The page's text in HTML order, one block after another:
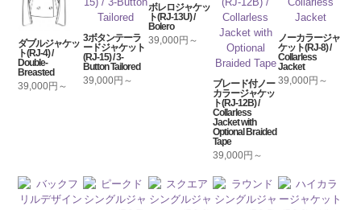
ダブルジャケッ
ト(RJ-4) /
Double-
Breasted
39,000円～
3ボタンテーラ
ードジャケット
(RJ-15) / 3-
Button Tailored
39,000円～
ボレロジャケッ
ト(RJ-13U) /
Bolero
39,000円～
ブレード付ノー
カラージャケッ
ト(RJ-12B) /
Collarless
Jacket with
Optional Braided
Tape
39,000円～
ノーカラージャ
ケット(RJ-8) /
Collarless
Jacket
39,000円～